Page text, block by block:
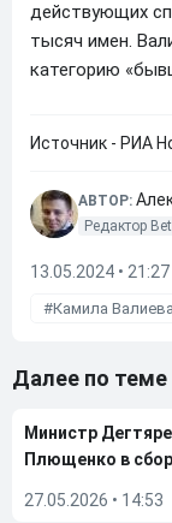
действующих
тысяч имен.
категорию
Источник - РИА
АВТОР:
Редактор
13.05.2024 • 21:27
Камила Валиева
Далее по теме
Министр
Плющенко в
27.05.2026 • 14:53